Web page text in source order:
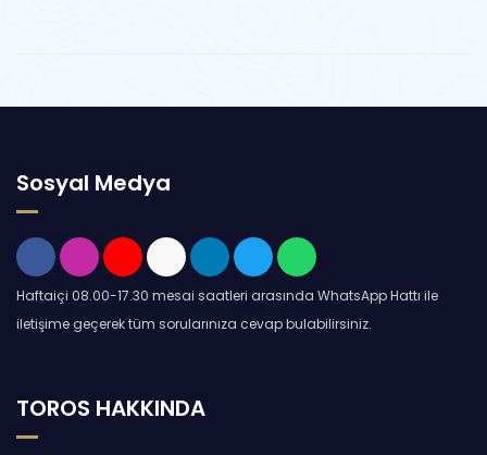
Sosyal Medya
Haftaiçi 08.00-17.30 mesai saatleri arasında WhatsApp Hattı ile
iletişime geçerek tüm sorularınıza cevap bulabilirsiniz.
TOROS HAKKINDA